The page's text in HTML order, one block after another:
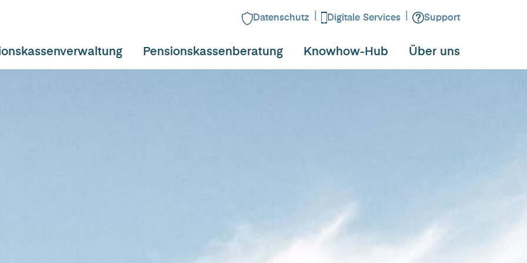
Datenschutz Digitale Services Support
Pensionskassenberatung Knowhow-Hub Über uns